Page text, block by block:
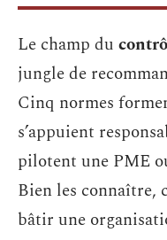
Le champ du
jungle de
Cinq normes
s’appuient
pilotent une PME
Bien les connaître,
bâtir une